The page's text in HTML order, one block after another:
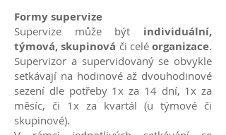
Formy supervize
Supervize může být individuální,
týmová, skupinová či celé organizace.
Supervizor a supervidovaný se obvykle
setkávají na hodinové až dvouhodinové
sezení dle potřeby 1x za 14 dní, 1x za
měsíc, či 1x za kvartál (u týmové či
skupinové).